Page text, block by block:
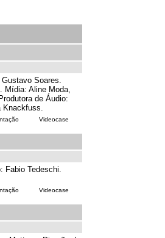
Soares.
Mídia: Aline Moda,
de Áudio:
Knackfuss.
Videocase
Fabio Tedeschi.
Videocase